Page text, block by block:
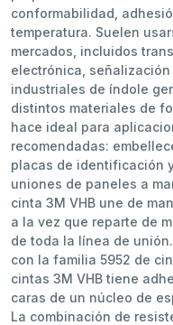
conformabilidad,
temperatura. Suelen
mercados, incluidos
electrónica,
industriales de índole
distintos materiales de
hace ideal para
recomendadas:
placas de identificación
uniones de paneles a
cinta 3M VHB une de
a la vez que reparte de
de toda la línea de
con la familia 5952 de
cintas 3M VHB tiene
caras de un núcleo de
La combinación de